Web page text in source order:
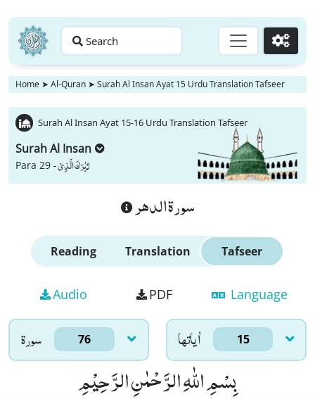
Search Go
Home ➤ Al-Quran ➤ Surah Al Insan Ayat 15 Urdu Translation Tafseer
Surah Al Insan Ayat 15-16 Urdu Translation Tafseer
Surah Al Insan
Para 29 -تَبٰرَكَ الَّذِیْ
سورة الدهر
Reading Translation Tafseer
Audio PDF Language
سورۃ 76 اٰياتها 15
بِسْمِ اللّٰهِ الرَّحْمٰنِ الرَّحِیْمِ